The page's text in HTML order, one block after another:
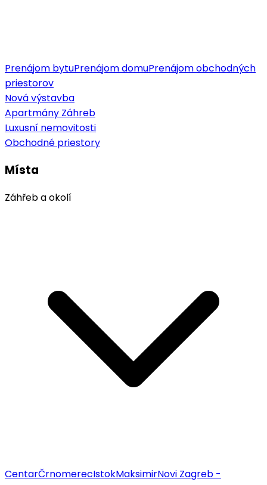
Prenájom bytuPrenájom domuPrenájom obchodných
priestorov
Nová výstavba
Apartmány Záhreb
Luxusní nemovitosti
Obchodné priestory
Místa
Záhřeb a okolí
CentarČrnomerecIstokMaksimirNovi Zagreb -